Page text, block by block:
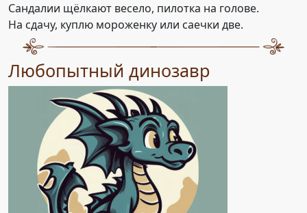
Сандалии щёлкают весело, пилотка на голове.
На сдачу, куплю мороженку или саечки две.
Любопытный динозавр